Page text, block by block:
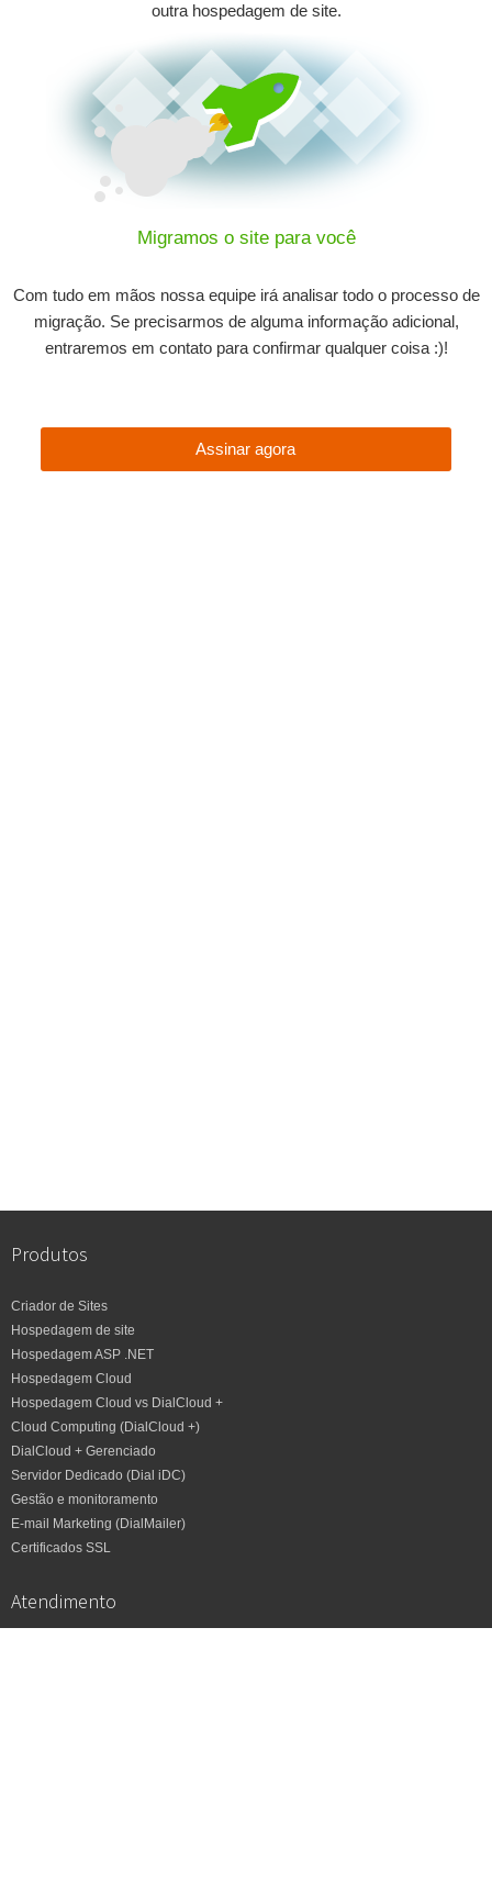
outra hospedagem de site.
Migramos o site para você
Com tudo em mãos nossa equipe irá analisar todo o processo de
migração. Se precisarmos de alguma informação adicional,
entraremos em contato para confirmar qualquer coisa :)!
Assinar agora
Produtos
Criador de Sites
Hospedagem de site
Hospedagem ASP .NET
Hospedagem Cloud
Hospedagem Cloud vs DialCloud +
Cloud Computing (DialCloud +)
DialCloud + Gerenciado
Servidor Dedicado (Dial iDC)
Gestão e monitoramento
E-mail Marketing (DialMailer)
Certificados SSL
Atendimento